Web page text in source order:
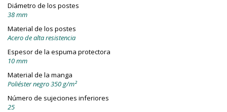
Diámetro de los postes
38 mm
Material de los postes
Acero de alta resistencia
Espesor de la espuma protectora
10 mm
Material de la manga
Poliéster negro 350 g/m²
Número de sujeciones inferiores
25